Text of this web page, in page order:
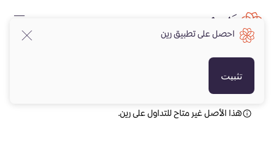
هذا الأصل غير متاح للتداول على رين.
احصل على تطبيق رين
تثبيت